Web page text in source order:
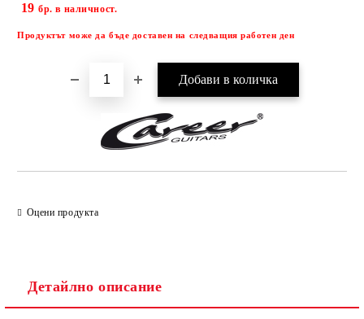
19 бр. в наличност.
Продуктът може да бъде доставен на следващия работен ден
Оцени продукта
Детайлно описание